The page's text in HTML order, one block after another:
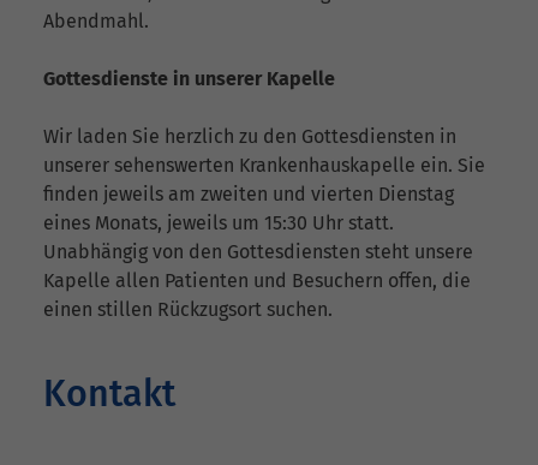
Abendmahl.
Gottesdienste in unserer Kapelle
Wir laden Sie herzlich zu den Gottesdiensten in
unserer sehenswerten Krankenhauskapelle ein. Sie
finden jeweils am zweiten und vierten Dienstag
eines Monats, jeweils um 15:30 Uhr statt.
Unabhängig von den Gottesdiensten steht unsere
Kapelle allen Patienten und Besuchern offen, die
einen stillen Rückzugsort suchen.
Kontakt